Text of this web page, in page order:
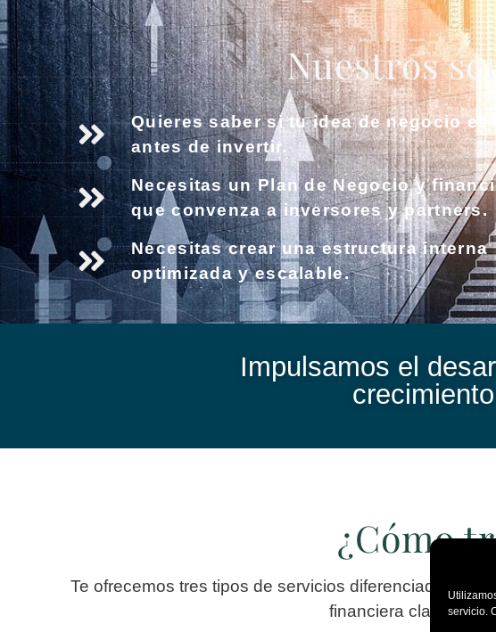
servicio.
Nuestros
Quieres saber si tu idea de negocio es
antes de invertir.
Necesitas un Plan de Negocio y
que convenza a inversores y partners.
Necesitas crear una estructura interna
optimizada y escalable.
Impulsamos el
¿Cómo
Te ofrecemos tres tipos de servicios diferenciados
financiera clara.